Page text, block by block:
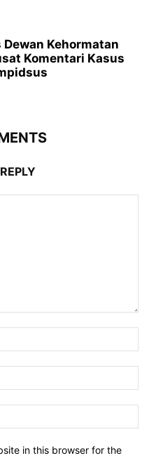
Kehormatan
Komentari Kasus
in this browser for the